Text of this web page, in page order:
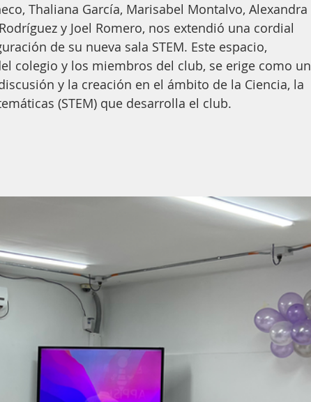
Thaliana García, Marisabel Montalvo, Alexandra
y Joel Romero, nos extendió una cordial
de su nueva sala STEM. Este espacio,
colegio y los miembros del club, se erige como un
y la creación en el ámbito de la Ciencia, la
(STEM) que desarrolla el club.